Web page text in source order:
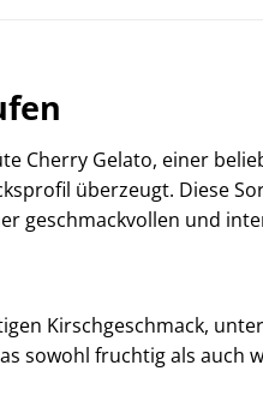
Cherry Gelato, einer
überzeugt. Diese
geschmackvollen und
Kirschgeschmack,
sowohl fruchtig als auch